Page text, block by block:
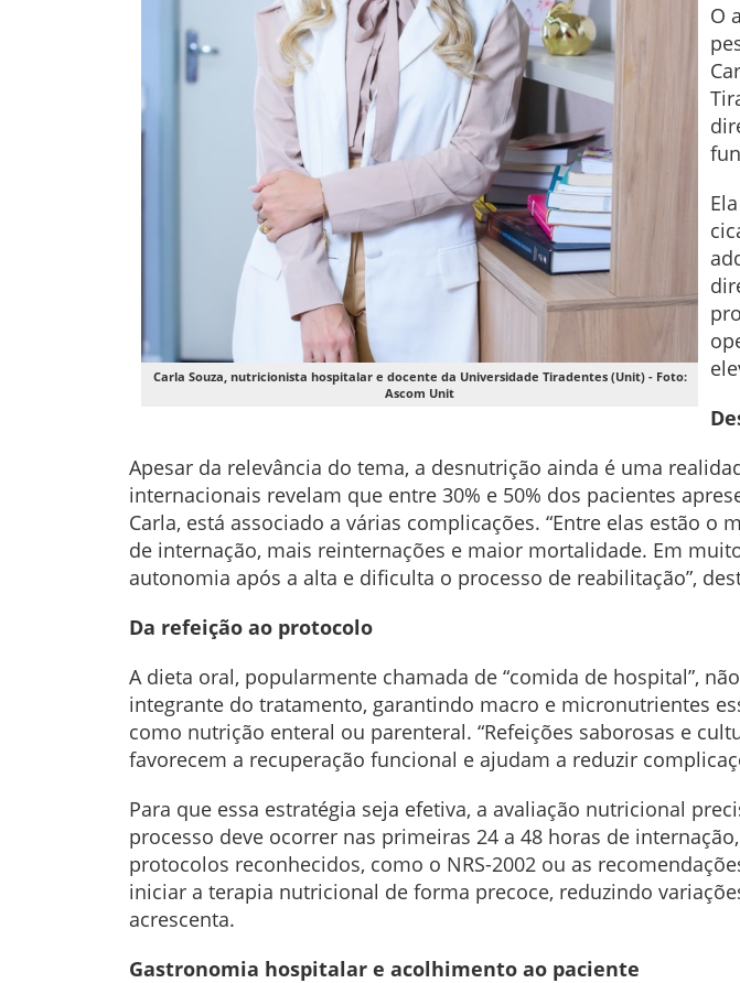
Carla Souza, nutricionista hospitalar e docente da Universidade Tiradentes (Unit) - Foto:
Ascom Unit
O
Apesar da relevância do tema, a desnutrição ainda é uma
internacionais revelam que entre 30% e 50% dos pacientes
Carla, está associado a várias complicações. “Entre elas estão
de internação, mais reinternações e maior mortalidade. Em
autonomia após a alta e dificulta o processo de reabilitação”,
Da refeição ao protocolo
A dieta oral, popularmente chamada de “comida de hospital”,
integrante do tratamento, garantindo macro e micronutrientes
como nutrição enteral ou parenteral. “Refeições saborosas e
favorecem a recuperação funcional e ajudam a reduzir
Para que essa estratégia seja efetiva, a avaliação nutricional
processo deve ocorrer nas primeiras 24 a 48 horas de
protocolos reconhecidos, como o NRS-2002 ou as
iniciar a terapia nutricional de forma precoce, reduzindo
acrescenta.
Gastronomia hospitalar e acolhimento ao paciente